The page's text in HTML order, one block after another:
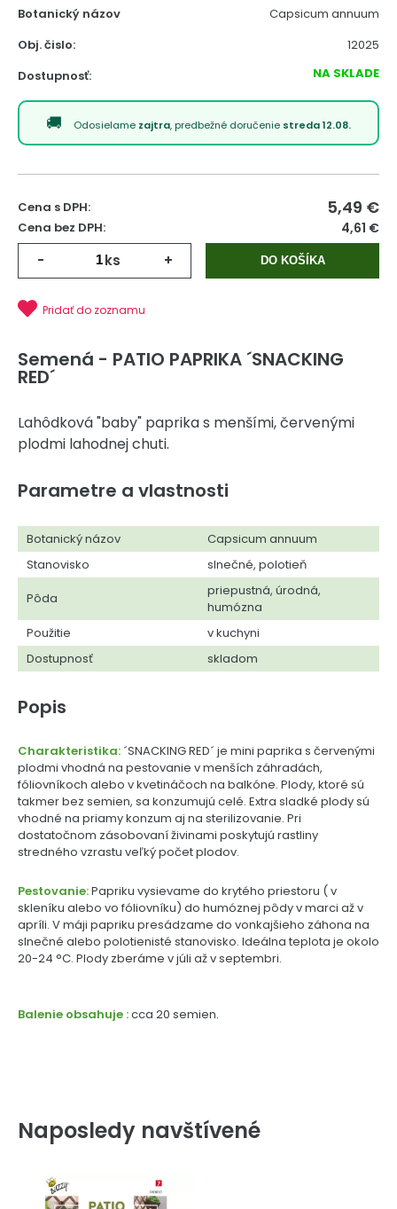
Botanický názov
Capsicum annuum
Obj. čislo:
12025
Dostupnosť:
NA SKLADE
Odosielame zajtra, predbežné doručenie streda 12.08.
Cena s DPH: 5,49 €
Cena bez DPH: 4,61 €
- ks + DO KOŠÍKA
Pridať do zoznamu
Semená - PATIO PAPRIKA ´SNACKING
RED´
Lahôdková "baby" paprika s menšími, červenými
plodmi lahodnej chuti.
Parametre a vlastnosti
Botanický názov
Capsicum annuum
Stanovisko
slnečné, polotieň
Pôda
priepustná, úrodná,
humózna
Použitie
v kuchyni
Dostupnosť
skladom
Popis
Charakteristika: ´SNACKING RED´ je mini paprika s červenými
plodmi vhodná na pestovanie v menších záhradách,
fóliovníkoch alebo v kvetináčoch na balkóne. Plody, ktoré sú
takmer bez semien, sa konzumujú celé. Extra sladké plody sú
vhodné na priamy konzum aj na sterilizovanie. Pri
dostatočnom zásobovaní živinami poskytujú rastliny
stredného vzrastu veľký počet plodov.
Pestovanie:Papriku vysievame do krytého priestoru ( v
skleníku alebo vo fóliovníku) do humóznej pôdy v marci až v
apríli. V máji papriku presádzame do vonkajšieho záhona na
slnečné alebo polotienisté stanovisko. Ideálna teplota je okolo
20-24 °C. Plody zberáme v júli až v septembri.
Balenie obsahuje :cca 20 semien.
Naposledy navštívené